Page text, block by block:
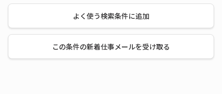
よく使う検索条件に追加
この条件の新着仕事メールを受け取る